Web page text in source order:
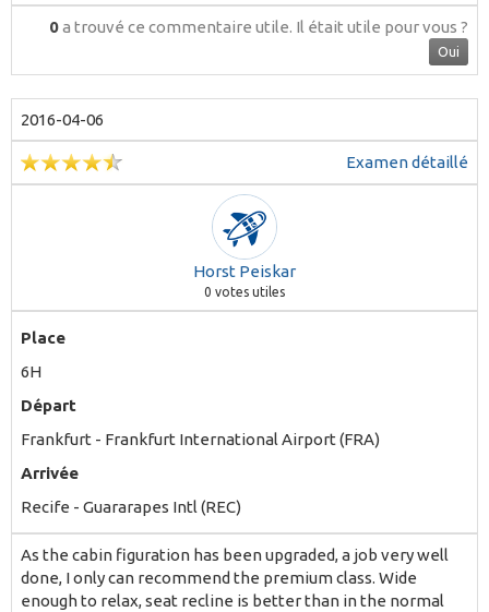
0a trouvé ce commentaire utile. Il était utile pour vous ?
Oui
2016-04-06
Examen détaillé
Horst Peiskar
0 votes utiles
Place
6H
Départ
Frankfurt - Frankfurt International Airport (FRA)
Arrivée
Recife - Guararapes Intl (REC)
As the cabin figuration has been upgraded, a job very well
done, I only can recommend the premium class. Wide
enough to relax, seat recline is better than in the normal